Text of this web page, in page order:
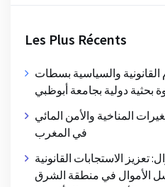
Les Plus Récents
القانونية والسياسية بسطات
بحثية دولية بجامعة أبوظبي
المناخية والأمن المائي
في المغرب
تعزيز الاستجابات القانونية
الأموال في منطقة الشرق